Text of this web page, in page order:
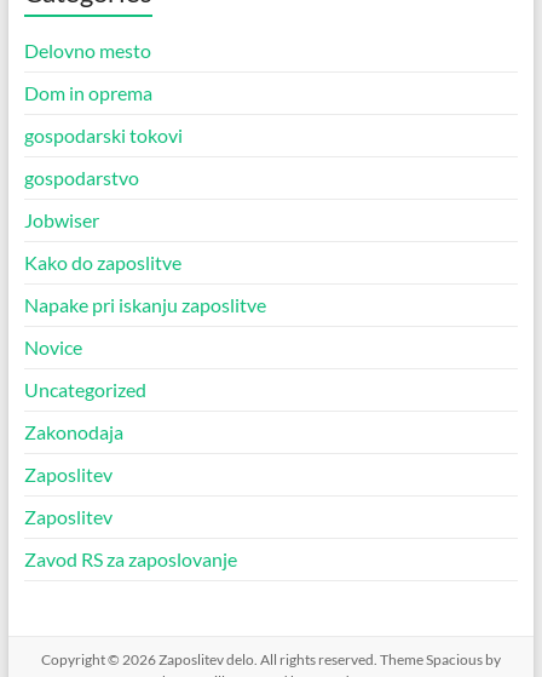
Delovno mesto
Dom in oprema
gospodarski tokovi
gospodarstvo
Jobwiser
Kako do zaposlitve
Napake pri iskanju zaposlitve
Novice
Uncategorized
Zakonodaja
Zaposlitev
Zaposlitev
Zavod RS za zaposlovanje
Copyright © 2026Zaposlitev delo . All rights reserved. ThemeSpaciousby